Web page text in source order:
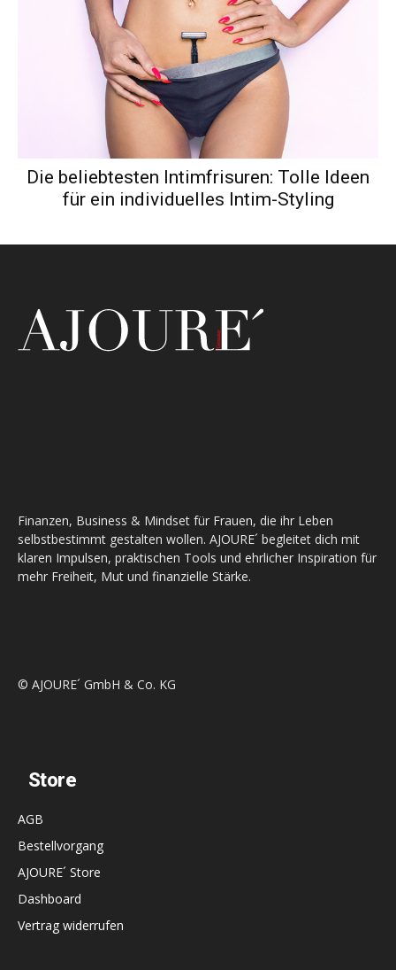
Die beliebtesten Intimfrisuren: Tolle Ideen
für ein individuelles Intim-Styling
Finanzen, Business & Mindset für Frauen, die ihr Leben
selbstbestimmt gestalten wollen. AJOURE´ begleitet dich mit
klaren Impulsen, praktischen Tools und ehrlicher Inspiration für
mehr Freiheit, Mut und finanzielle Stärke.
© AJOURE´ GmbH & Co. KG
Store
AGB
Bestellvorgang
AJOURE´ Store
Dashboard
Vertrag widerrufen